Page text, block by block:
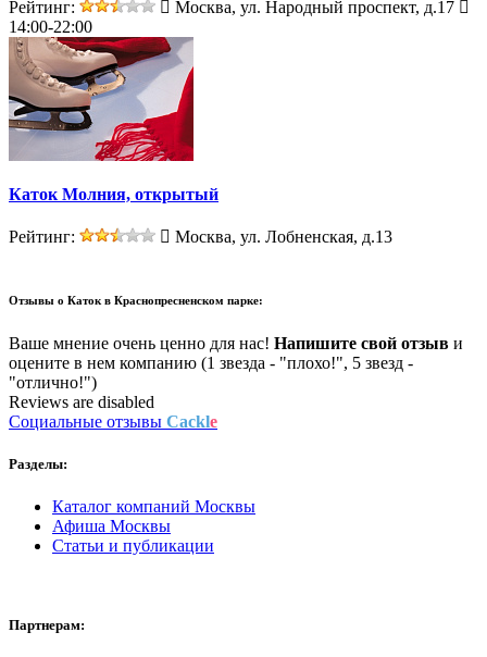
Рейтинг:
Москва, ул. Народный проспект, д.17
14:00-22:00
Каток Молния, открытый
Рейтинг: Москва, ул. Лобненская, д.13
Отзывы о Каток в Краснопресненском парке:
Ваше мнение очень ценно для нас! Напишите свой отзыв и
оцените в нем компанию (1 звезда - "плохо!", 5 звезд -
"отлично!")
Reviews are disabled
Социальные отзывы Cackle
Разделы:
Каталог компаний Москвы
Афиша Москвы
Статьи и публикации
Партнерам: